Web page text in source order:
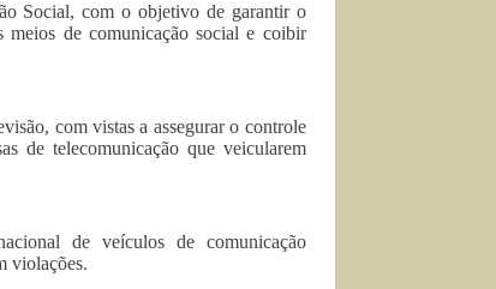
Social, com o objetivo de garantir o
meios de comunicação social e coibir
com vistas a assegurar o controle
de telecomunicação que veicularem
de veículos de comunicação
violações.